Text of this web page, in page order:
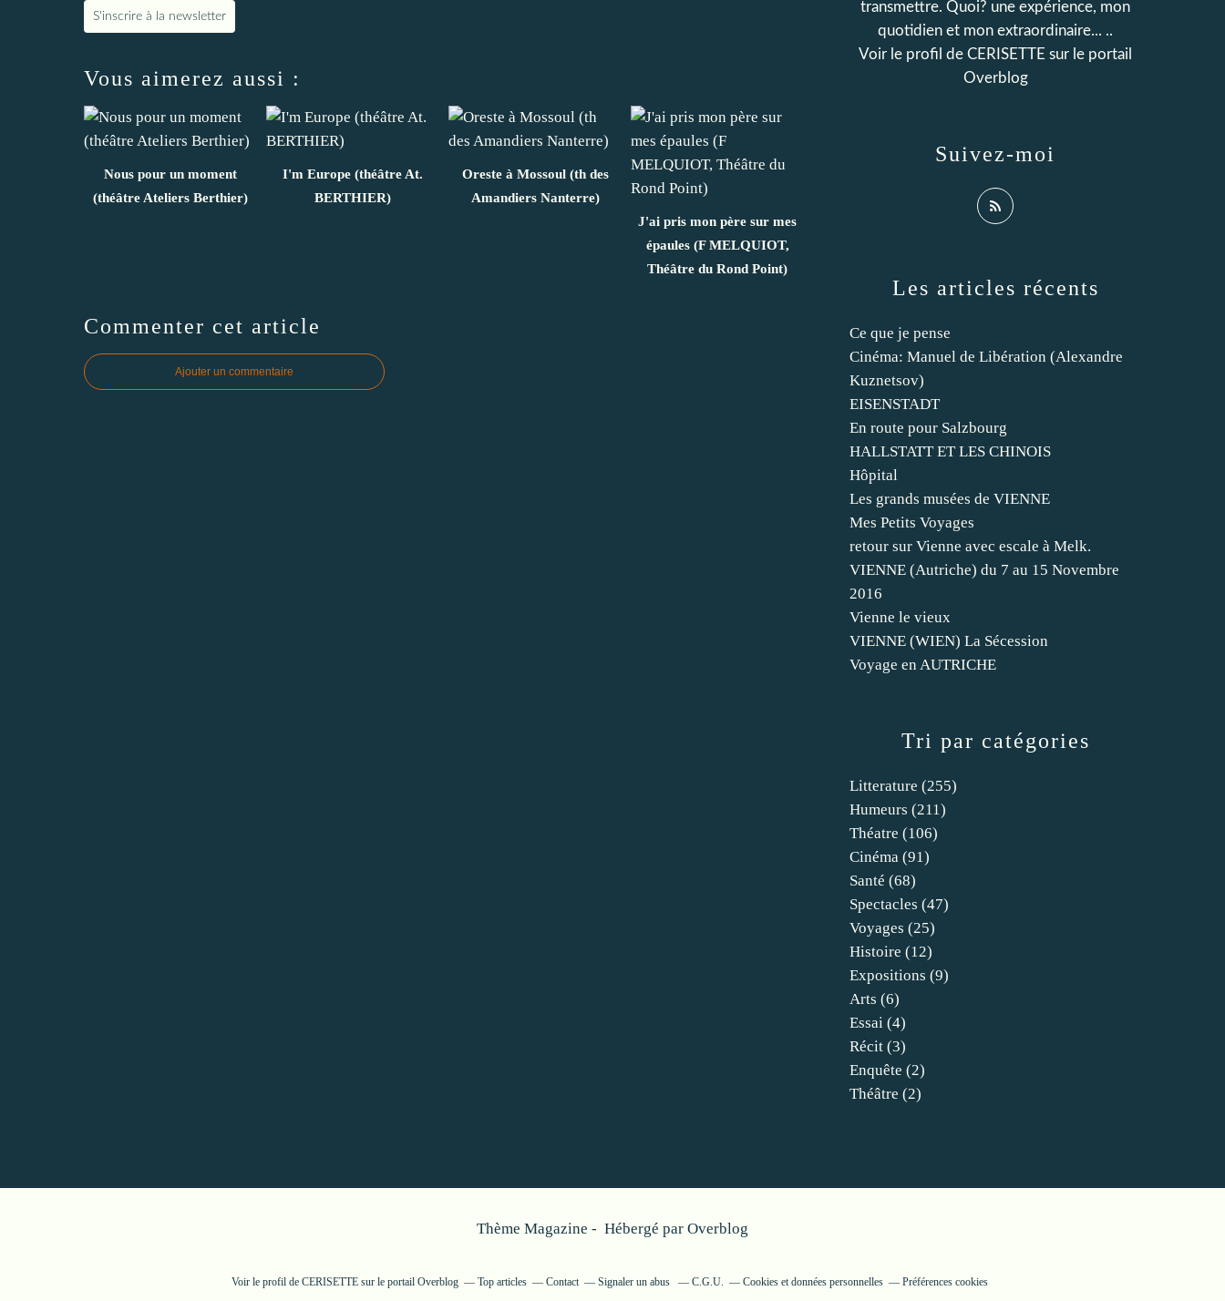
S'inscrire à la newsletter
Vous aimerez aussi :
Nous pour un moment
(théâtre Ateliers Berthier)
I'm Europe (théâtre At.
BERTHIER)
Oreste à Mossoul (th des
Amandiers Nanterre)
J'ai pris mon père sur mes
épaules (F MELQUIOT,
Théâtre du Rond Point)
Commenter cet article
Ajouter un commentaire
Tri par catégories
Litterature (255)
Humeurs (211)
Théatre (106)
Cinéma (91)
Santé (68)
Spectacles (47)
Voyages (25)
Histoire (12)
Expositions (9)
Arts (6)
Essai (4)
Récit (3)
Enquête (2)
Théâtre (2)
Les articles récents
Ce que je pense
Cinéma: Manuel de Libération (Alexandre
Kuznetsov)
EISENSTADT
En route pour Salzbourg
HALLSTATT ET LES CHINOIS
Hôpital
Les grands musées de VIENNE
Mes Petits Voyages
retour sur Vienne avec escale à Melk.
VIENNE (Autriche) du 7 au 15 Novembre
2016
Vienne le vieux
VIENNE (WIEN) La Sécession
Voyage en AUTRICHE
Suivez-moi
transmettre. Quoi? une expérience, mon
quotidien et mon extraordinaire... ..
Voir le profil de CERISETTE sur le portail
Overblog
Thème Magazine - Hébergé par Overblog
Voir le profil de CERISETTE sur le portail Overblog Top articles Contact Signaler un abus C.G.U. Cookies et données personnelles Préférences cookies